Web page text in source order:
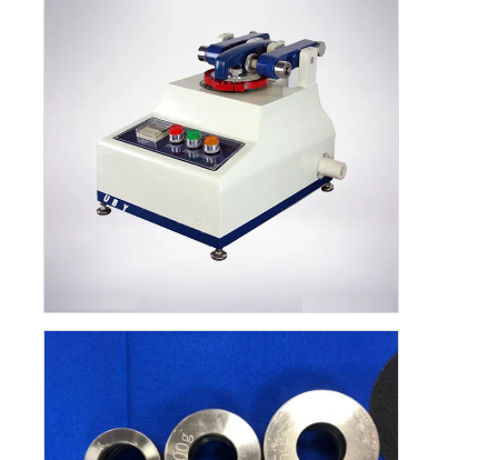
तापमान और आर्द्रता नियंत्रक
कठोरता परीक्षक